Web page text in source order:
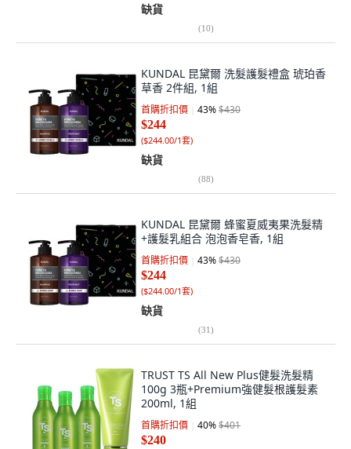
缺貨
(10)
KUNDAL 昆黛爾 洗髮護髮禮盒 琥珀香
草香 2件組, 1組
首購折扣價 43%$430
$244
($244.00/1套)
缺貨
(88)
KUNDAL 昆黛爾 蜂蜜夏威夷果洗髮精
+護髮乳組合 泡泡香皂香, 1組
首購折扣價 43%$430
$244
($244.00/1套)
缺貨
(31)
TRUST TS All New Plus健髮洗髮精
100g 3瓶+Premium強健髮根護髮素
200ml, 1組
首購折扣價 40%$401
$240